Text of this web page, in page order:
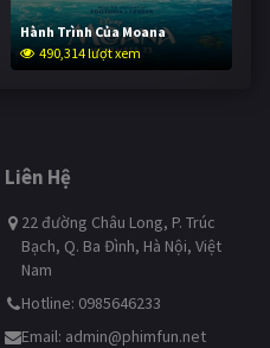
Hành Trình Của Moana
490,314 lượt xem
Liên Hệ
22 đường Châu Long, P. Trúc
Bạch, Q. Ba Đình, Hà Nội, Việt
Nam
Hotline: 0985646233
Email: admin@phimfun.net